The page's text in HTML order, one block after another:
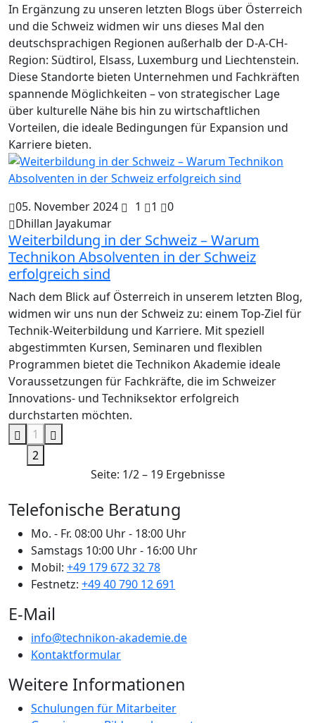
In Ergänzung zu unseren letzten Blogs über Österreich
und die Schweiz widmen wir uns dieses Mal den
deutschsprachigen Regionen außerhalb der D-A-CH-
Region: Südtirol, Elsass, Luxemburg und Liechtenstein.
Diese Standorte bieten Unternehmen und Fachkräften
spannende Möglichkeiten – von strategischer Lage
über kulturelle Nähe bis hin zu wirtschaftlichen
Vorteilen, die ideale Bedingungen für Expansion und
Karriere bieten.
05. November 2024 1 1
0
Dhillan Jayakumar
Weiterbildung in der Schweiz – Warum
Technikon Absolventen in der Schweiz
erfolgreich sind
Nach dem Blick auf Österreich in unserem letzten Blog,
widmen wir uns nun der Schweiz zu: einem Top-Ziel für
Technik-Weiterbildung und Karriere. Mit speziell
abgestimmten Kursen, Seminaren und flexiblen
Programmen bietet die Technikon Akademie ideale
Voraussetzungen für Fachkräfte, die im Schweizer
Innovations- und Techniksektor erfolgreich
durchstarten möchten.
Seite: 1/2 – 19 Ergebnisse
1
2
Telefonische Beratung
Mo. - Fr. 08:00 Uhr - 18:00 Uhr
Samstags 10:00 Uhr - 16:00 Uhr
Mobil: +49 179 672 32 78
Festnetz: +49 40 790 12 691
E-Mail
info@technikon-akademie.de
Kontaktformular
Weitere Informationen
Schulungen für Mitarbeiter